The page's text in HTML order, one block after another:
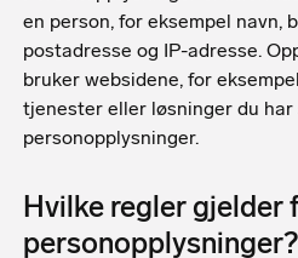
en person, for eksempel navn,
postadresse og IP-adresse.
bruker websidene, for
tjenester eller løsninger du
personopplysninger.
Hvilke regler gjelder
personopplysninger?